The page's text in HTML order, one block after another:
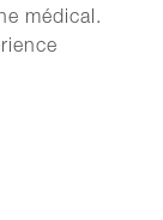
médical.